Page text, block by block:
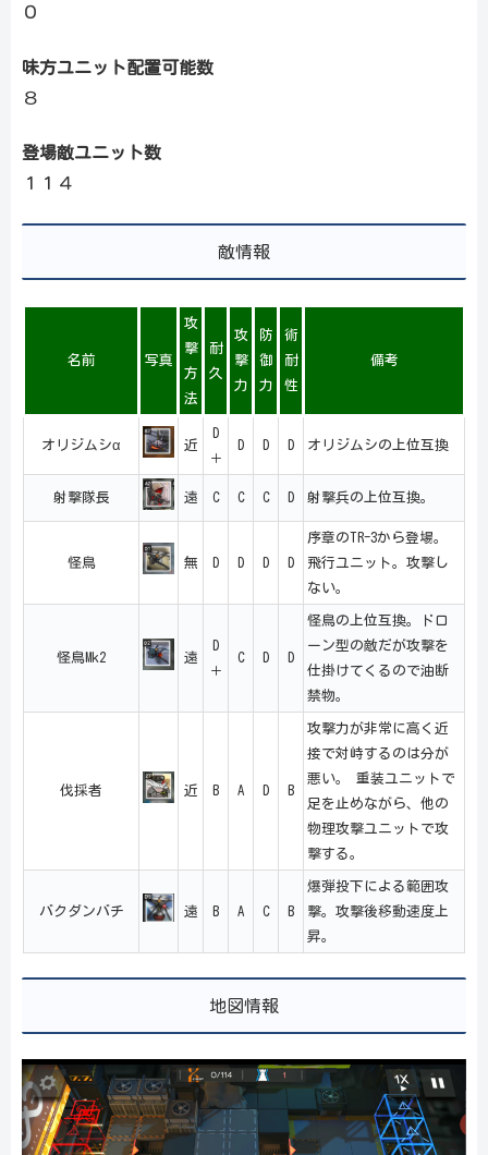
０
味方ユニット配置可能数
８
登場敵ユニット数
１１４
敵情報
名前 写真
攻
撃
方
法
耐
久
攻
撃
力
防
御
力
術
耐
性
備考
オリジムシα 近
D
＋
D D D オリジムシの上位互換
射撃隊長 遠 C C C D 射撃兵の上位互換。
怪鳥 無 D D D D
序章のTR-3から登場。
飛行ユニット。攻撃し
ない。
怪鳥Mk2 遠
D
＋
C D D
怪鳥の上位互換。ドロ
ーン型の敵だが攻撃を
仕掛けてくるので油断
禁物。
伐採者 近 B A D B
攻撃力が非常に高く近
接で対峙するのは分が
悪い。 重装ユニットで
足を止めながら、他の
物理攻撃ユニットで攻
撃する。
バクダンバチ 遠 B A C B
爆弾投下による範囲攻
撃。攻撃後移動速度上
昇。
地図情報